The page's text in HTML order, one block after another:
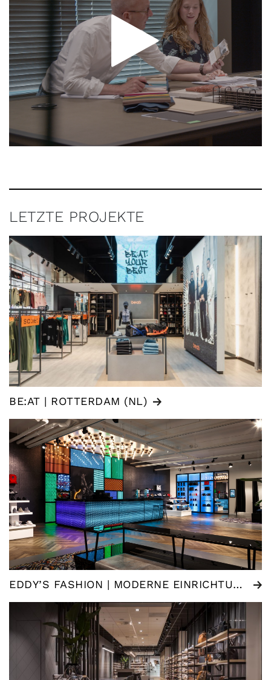
LETZTE PROJEKTE
BE:AT | ROTTERDAM (NL)
EDDY’S FASHION | MODERNE EINRICHTUNG MODE